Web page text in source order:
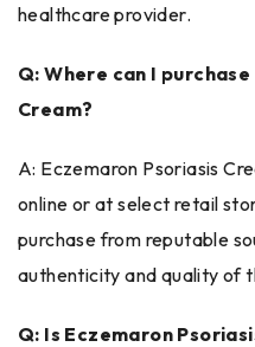
healthcare provider.
Q: Where can I
Cream?
A: Eczemaron Psoriasis
online or at select retail
purchase from reputable
authenticity and quality of
Q: Is Eczemaron